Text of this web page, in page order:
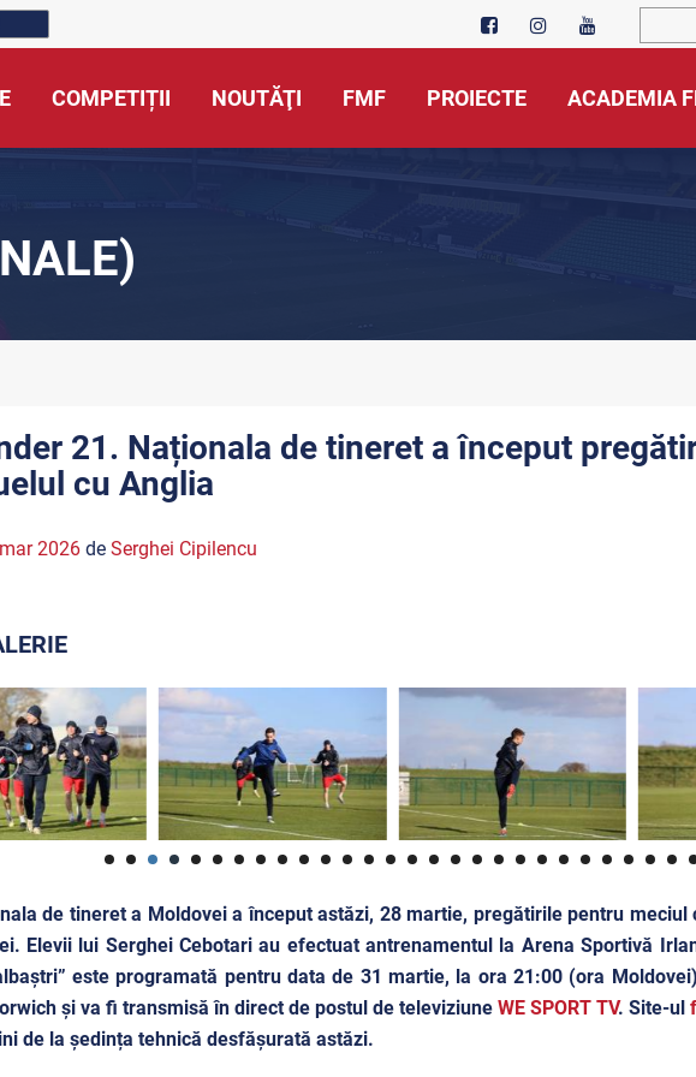
COMPETIȚII NOUTĂŢI FMF PROIECTE ACADEMIA
21. Naționala de tineret a început
cu Anglia
2026de Serghei Cipilencu
de tineret a Moldovei a început astăzi, 28 martie, pregătirile pentru
Elevii lui Serghei Cebotari au efectuat antrenamentul la Arena Sportivă
este programată pentru data de 31 martie, la ora 21:00 (ora
și va fi transmisă în direct de postul de televiziune WE SPORT TV. Site-ul
de la ședința tehnică desfășurată astăzi.